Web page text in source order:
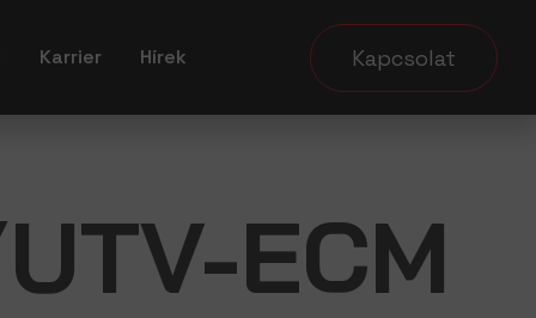
Karrier Hírek Kapcsolat
ECM